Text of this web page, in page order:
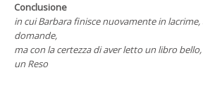
Conclusione
in cui Barbara finisce nuovamente in
domande,
ma con la certezza di aver letto un libro
un Reso